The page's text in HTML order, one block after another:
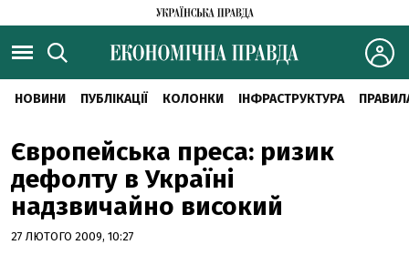
НОВИНИ ПУБЛІКАЦІЇ КОЛОНКИ ІНФРАСТРУКТУРА
Європейська преса: ризик
дефолту в Україні
надзвичайно високий
27 ЛЮТОГО 2009, 10:27